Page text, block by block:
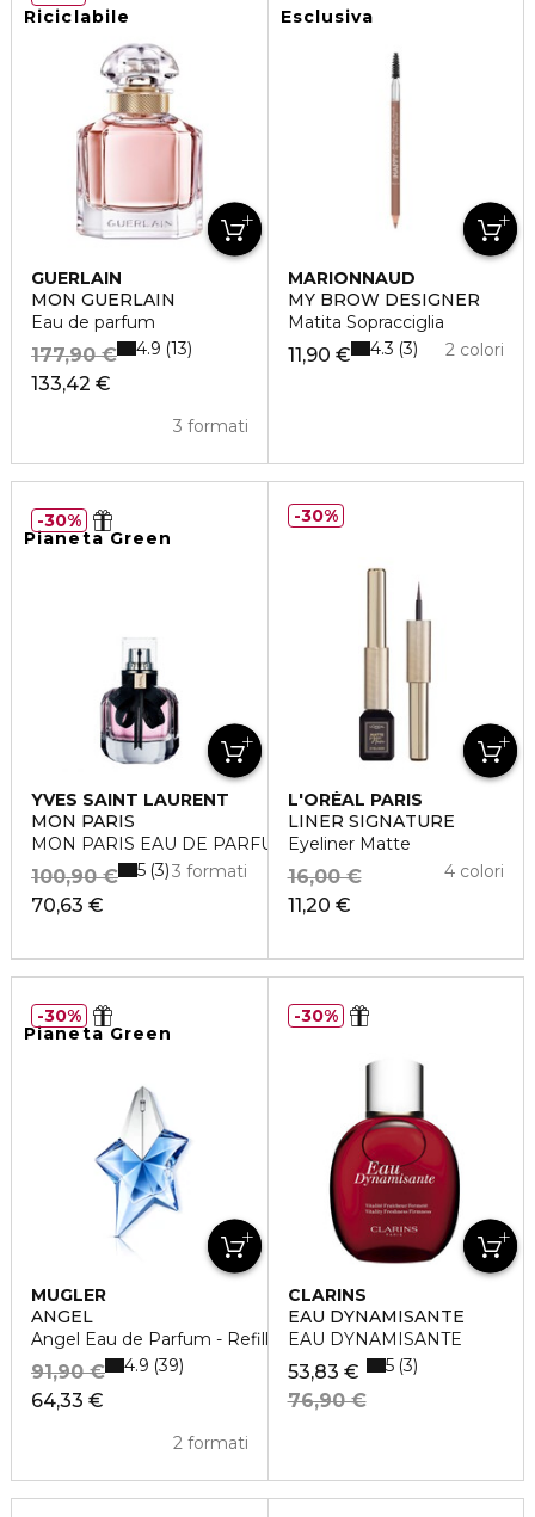
Riciclabile
GUERLAIN
MON GUERLAIN
Eau de parfum
133,42 €
177,90 €
3 formati
4.9 13
Esclusiva
MARIONNAUD
MY BROW DESIGNER
Matita Sopracciglia
11,90 € 2 colori
4.3 3
Pianeta Green
YVES SAINT LAURENT
MON PARIS
MON PARIS EAU DE PARFUM
70,63 €
100,90 € 3 formati
5 3
30%
L'ORÉAL PARIS
LINER SIGNATURE
Eyeliner Matte
11,20 €
16,00 € 4 colori
30%
Pianeta Green
MUGLER
ANGEL
Angel Eau de Parfum - Refill
64,33 €
91,90 €
2 formati
4.9 39
30%
CLARINS
EAU DYNAMISANTE
EAU DYNAMISANTE
53,83 €
76,90 €
5 3
30%